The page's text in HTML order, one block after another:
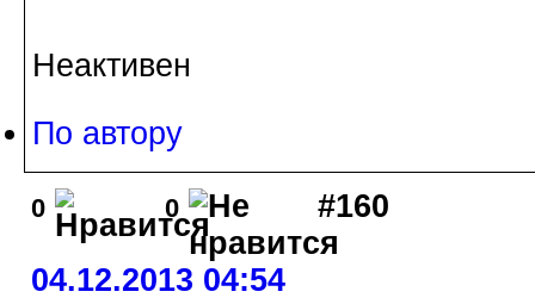
Неактивен
По автору
0 0 #160
04.12.2013 04:54